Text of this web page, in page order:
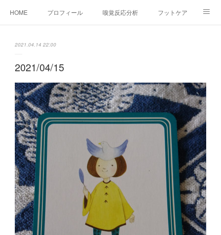
HOME プロフィール 嗅覚反応分析 フットケア
2021.04.14 22:00
2021/04/15